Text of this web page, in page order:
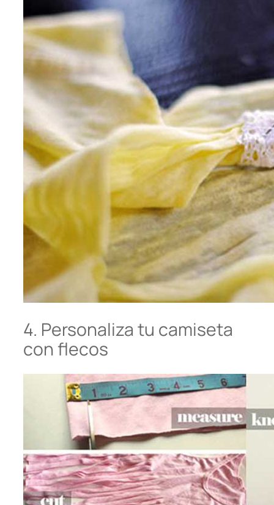
4. Personaliza tu camiseta
con flecos